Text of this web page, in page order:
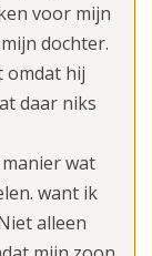
voor mijn
dochter.
omdat hij
daar niks
wat
want ik
alleen